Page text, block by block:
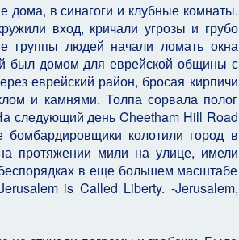
дома, в синагоги и клубные комнаты.
вход, кричали угрозы и грубо
группы людей начали ломать окна
был домом для еврейской общины с
еврейский район, бросая кирпичи
и камнями. Толпа сорвала полог
следующий день Cheetham Hill Road
бомбардировщики колотили город в
протяжении мили на улице, имели
в еще большем масштабе
is Called Liberty. -Jerusalem,